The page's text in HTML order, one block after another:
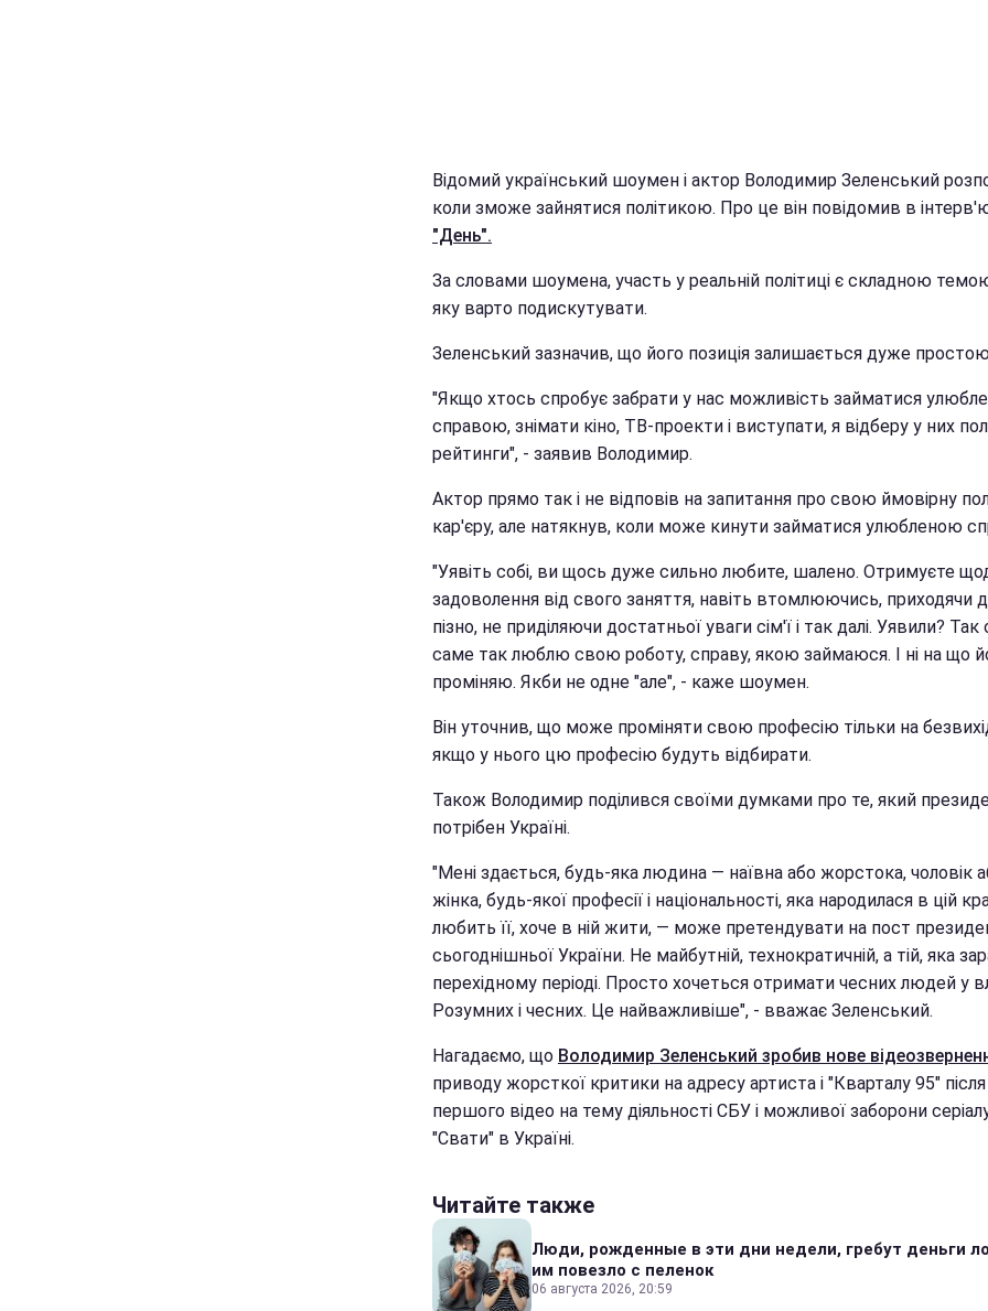
Відомий український шоумен і актор Володимир Зеленський
коли зможе зайнятися політикою. Про це він повідомив в інтерв'ю
"День".
За словами шоумена, участь у реальній політиці є складною
яку варто подискутувати.
Зеленський зазначив, що його позиція залишається дуже
"Якщо хтось спробує забрати у нас можливість займатися
справою, знімати кіно, ТВ-проекти і виступати, я відберу у них
рейтинги", - заявив Володимир.
Актор прямо так і не відповів на запитання про свою ймовірну
кар'єру, але натякнув, коли може кинути займатися улюбленою
"Уявіть собі, ви щось дуже сильно любите, шалено. Отримуєте
задоволення від свого заняття, навіть втомлюючись, приходячи
пізно, не приділяючи достатньої уваги сім'ї і так далі. Уявили? Так
саме так люблю свою роботу, справу, якою займаюся. І ні на що
проміняю. Якби не одне "але", - каже шоумен.
Він уточнив, що може проміняти свою професію тільки на
якщо у нього цю професію будуть відбирати.
Також Володимир поділився своїми думками про те, який
потрібен Україні.
"Мені здається, будь-яка людина — наївна або жорстока, чоловік
жінка, будь-якої професії і національності, яка народилася в цій
любить її, хоче в ній жити, — може претендувати на пост
сьогоднішньої України. Не майбутній, технократичній, а тій, яка
перехідному періоді. Просто хочеться отримати чесних людей у
Розумних і чесних. Це найважливіше", - вважає Зеленський.
Нагадаємо, що Володимир Зеленський зробив нове
приводу жорсткої критики на адресу артиста і "Кварталу 95" після
першого відео на тему діяльності СБУ і можливої заборони
"Свати" в Україні.
Читайте также
Люди, рожденные в эти дни недели, гребут деньги
им повезло с пеленок
06 августа 2026, 20:59